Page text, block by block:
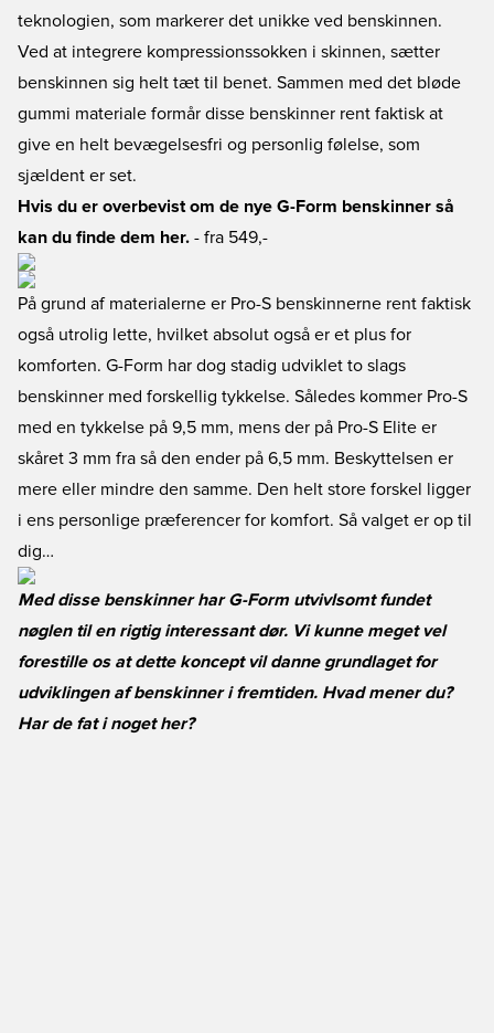
teknologien, som markerer det unikke ved benskinnen.
Ved at integrere kompressionssokken i skinnen, sætter
benskinnen sig helt tæt til benet. Sammen med det bløde
gummi materiale formår disse benskinner rent faktisk at
give en helt bevægelsesfri og personlig følelse, som
sjældent er set.
Hvis du er overbevist om de nye G-Form benskinner så
kan du finde dem her. - fra 549,-
På grund af materialerne er Pro-S benskinnerne rent faktisk
også utrolig lette, hvilket absolut også er et plus for
komforten. G-Form har dog stadig udviklet to slags
benskinner med forskellig tykkelse. Således kommer Pro-S
med en tykkelse på 9,5 mm, mens der på Pro-S Elite er
skåret 3 mm fra så den ender på 6,5 mm. Beskyttelsen er
mere eller mindre den samme. Den helt store forskel ligger
i ens personlige præferencer for komfort. Så valget er op til
dig…
Med disse benskinner har G-Form utvivlsomt fundet
nøglen til en rigtig interessant dør. Vi kunne meget vel
forestille os at dette koncept vil danne grundlaget for
udviklingen af benskinner i fremtiden. Hvad mener du?
Har de fat i noget her?